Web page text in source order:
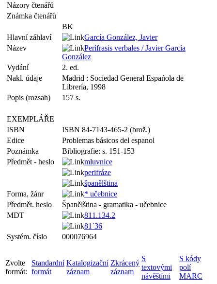
Názory čtenářů
Známka čtenářů
BK
Hlavní záhlaví
García González, Javier
Název
Perífrasis verbales / Javier García
González
Vydání
2. ed.
Nakl. údaje
Madrid : Sociedad General Espańola de
Librería, 1998
Popis (rozsah)
157 s.
EXEMPLÁŘE
ISBN
ISBN 84-7143-465-2 (brož.)
Edice
Problemas básicos del espanol
Poznámka
Bibliografie: s. 151-153
Předmět - heslo
mluvnice
perifráze
španělština
Forma, žánr
* učebnice
Předmět. heslo
Španělština - gramatika - učebnice
MDT
811.134.2
81`36
Systém. číslo
000076964
Zvolte
formát:
Standardní
formát
Katalogizační
záznam
Zkrácený
záznam
S
textovými
návěštími
S kódy
polí
MARC